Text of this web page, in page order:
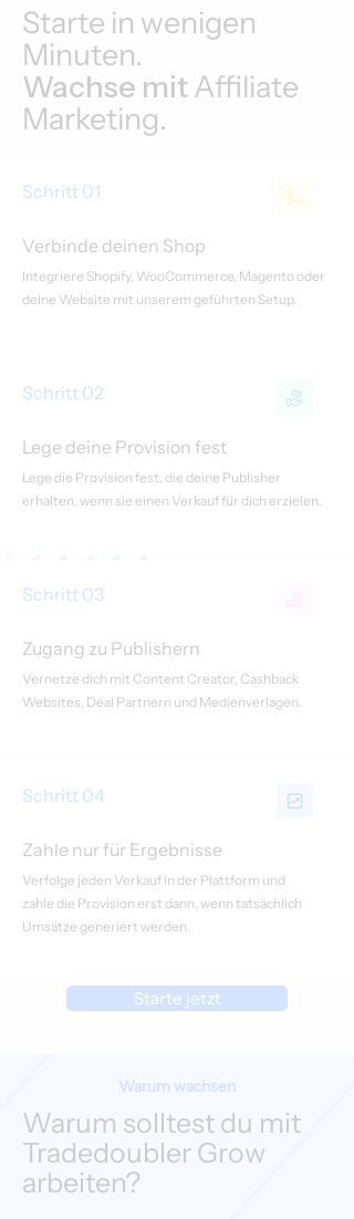
Starte in wenigen
Minuten.
Wachse mitAffiliate
Marketing.
Schritt 01
Verbinde deinen Shop
Integriere Shopify, WooCommerce, Magento oder
deine Website mit unserem geführten Setup.
Schritt 02
Lege deine Provision fest
Lege die Provision fest, die deine Publisher
erhalten, wenn sie einen Verkauf für dich erzielen.
Schritt 03
Zugang zu Publishern
Vernetze dich mit Content Creator, Cashback
Websites, Deal Partnern und Medienverlagen.
Schritt 04
Zahle nur für Ergebnisse
Verfolge jeden Verkauf in der Plattform und
zahle die Provision erst dann, wenn tatsächlich
Umsätze generiert werden.
Starte jetzt
Warum wachsen
Warum solltest du mit
Tradedoubler Grow
arbeiten?